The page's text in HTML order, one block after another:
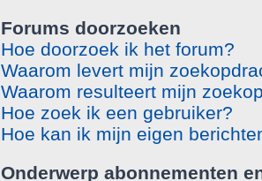
Forums doorzoeken
Hoe doorzoek ik het forum?
Waarom levert mijn
Waarom resulteert mijn
Hoe zoek ik een gebruiker?
Hoe kan ik mijn eigen
Onderwerp abonnementen